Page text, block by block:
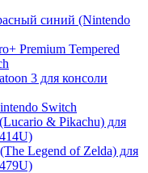
синий (Nintendo
Premium Tempered
3 для консоли
Switch
& Pikachu) для
Legend of Zelda) для